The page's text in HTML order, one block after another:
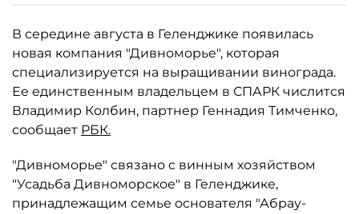
В середине августа в Геленджике появилась
новая компания "Дивноморье", которая
специализируется на выращивании винограда.
Ее единственным владельцем в СПАРК числится
Владимир Колбин, партнер Геннадия Тимченко,
сообщает РБК.
"Дивноморье" связано с винным хозяйством
"Усадьба Дивноморское" в Геленджике,
принадлежащим семье основателя "Абрау-